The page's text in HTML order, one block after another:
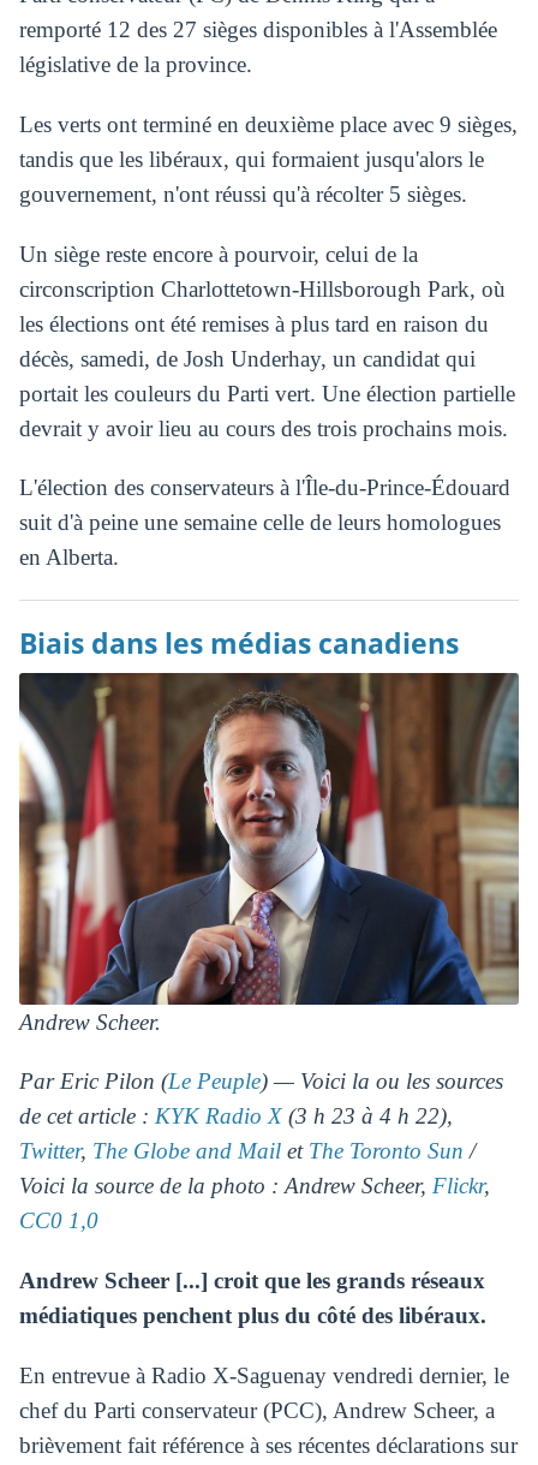
remporté 12 des 27 sièges disponibles à l'Assemblée
législative de la province.
Les verts ont terminé en deuxième place avec 9 sièges,
tandis que les libéraux, qui formaient jusqu'alors le
gouvernement, n'ont réussi qu'à récolter 5 sièges.
Un siège reste encore à pourvoir, celui de la
circonscription Charlottetown-Hillsborough Park, où
les élections ont été remises à plus tard en raison du
décès, samedi, de Josh Underhay, un candidat qui
portait les couleurs du Parti vert. Une élection partielle
devrait y avoir lieu au cours des trois prochains mois.
L'élection des conservateurs à l'Île-du-Prince-Édouard
suit d'à peine une semaine celle de leurs homologues
en Alberta.
Biais dans les médias canadiens
Andrew Scheer.
Par Eric Pilon (Le Peuple) — Voici la ou les sources
de cet article : KYK Radio X(3 h 23 à 4 h 22),
Twitter, The Globe and Mailet The Toronto Sun /
Voici la source de la photo : Andrew Scheer, Flickr,
CC0 1,0
Andrew Scheer [...] croit que les grands réseaux
médiatiques penchent plus du côté des libéraux.
En entrevue à Radio X-Saguenay vendredi dernier, le
chef du Parti conservateur (PCC), Andrew Scheer, a
brièvement fait référence à ses récentes déclarations sur